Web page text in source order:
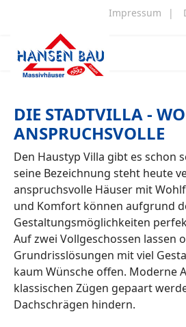
Impressum |
DIE STADTVILLA -
ANSPRUCHSVOLLE
Den Haustyp Villa gibt es schon
seine Bezeichnung steht heute
anspruchsvolle Häuser mit
und Komfort können aufgrund
Gestaltungsmöglichkeiten
Auf zwei Vollgeschossen lassen
Grundrisslösungen mit viel
kaum Wünsche offen. Moderne
klassischen Zügen gepaart
Dachschrägen hindern.